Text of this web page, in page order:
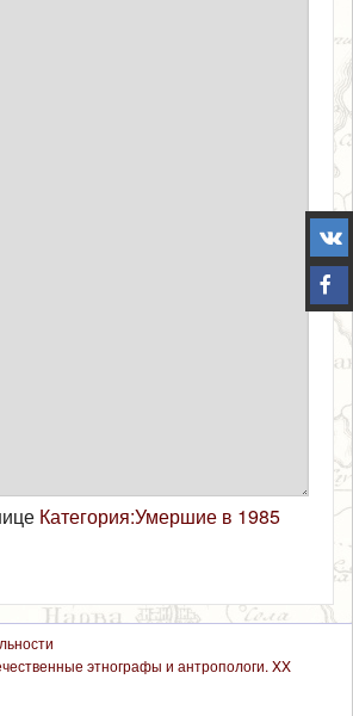
Категория:Умершие в 1985
этнографы и антропологи. XX